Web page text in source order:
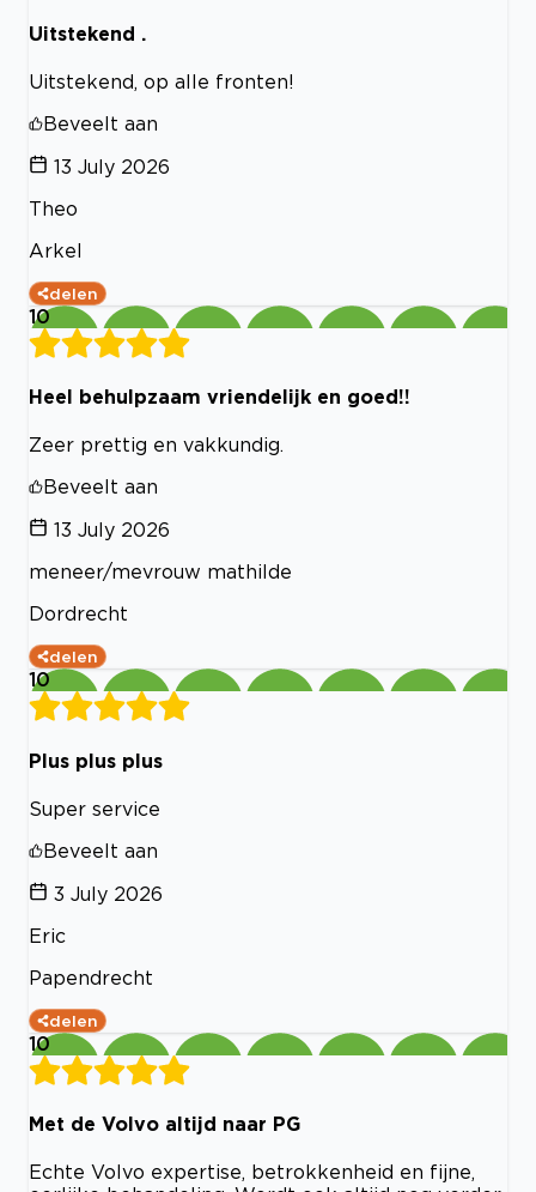
Uitstekend .
Uitstekend, op alle fronten!
Beveelt aan
13 July 2026
Theo
Arkel
delen
10
Heel behulpzaam vriendelijk en goed!!
Zeer prettig en vakkundig.
Beveelt aan
13 July 2026
meneer/mevrouw mathilde
Dordrecht
delen
10
Plus plus plus
Super service
Beveelt aan
3 July 2026
Eric
Papendrecht
delen
10
Met de Volvo altijd naar PG
Echte Volvo expertise, betrokkenheid en fijne,